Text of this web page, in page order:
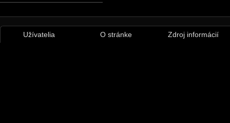
Užívatelia O stránke Zdroj informácií